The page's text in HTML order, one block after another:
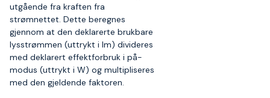
utgående fra kraften fra
strømnettet. Dette beregnes
gjennom at den deklarerte brukbare
lysstrømmen (uttrykt i lm) divideres
med deklarert effektforbruk i på-
modus (uttrykt i W) og multipliseres
med den gjeldende faktoren.